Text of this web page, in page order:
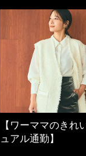
【ワーママのきれ
ュアル通勤】